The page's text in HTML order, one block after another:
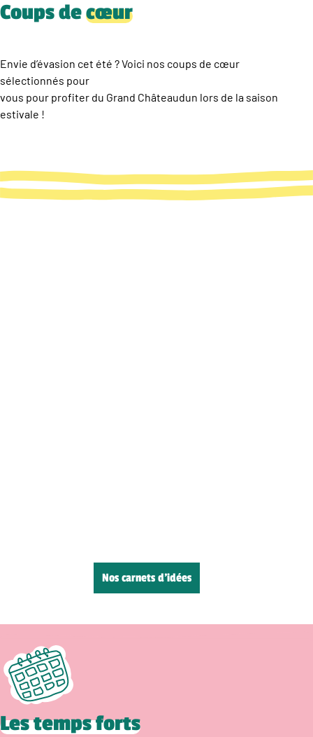
Coups decœur
Envie d’évasion cet été ? Voici nos coups de cœur
sélectionnés pour
vous pour profiter du Grand Châteaudun lors de la saison
estivale !
Nos carnets d’idées
Les temps forts